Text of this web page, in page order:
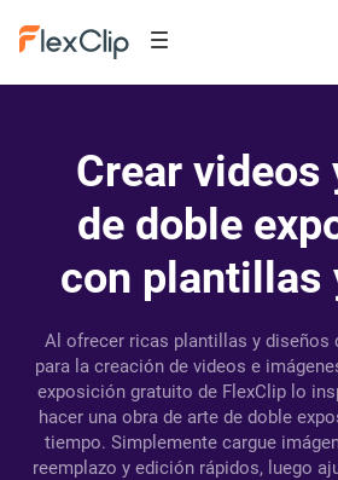
Crear videos
de doble
con plantillas
Al ofrecer ricas plantillas y diseños
para la creación de videos e
exposición gratuito de FlexClip lo
hacer una obra de arte de doble
tiempo. Simplemente cargue
reemplazo y edición rápidos, luego